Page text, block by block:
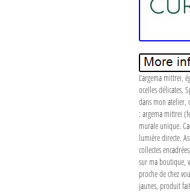
L’argema mittrei,
ocelles délicates.
dans mon atelier,
: argema mittrei
murale unique.
lumière directe.
collectes
sur ma boutique,
proche de chez
jaunes, produit